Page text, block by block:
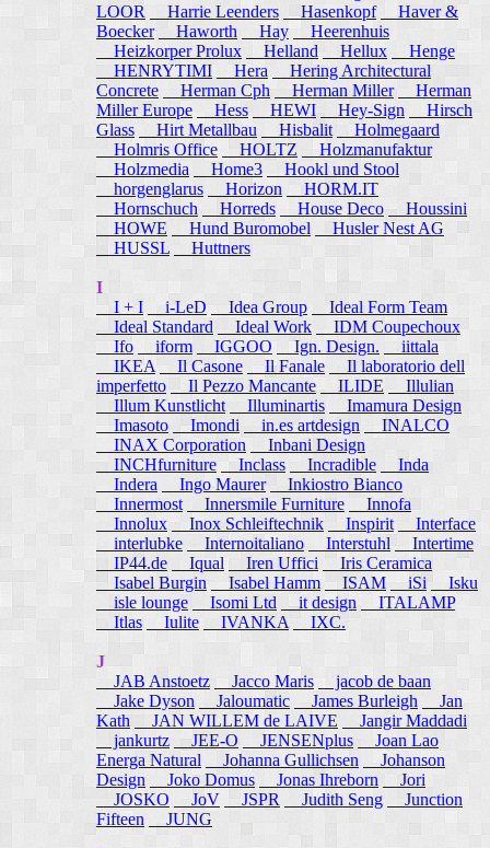
LOOR
Harrie Leenders Hasenkopf
Haver &
Boecker
Haworth Hay
Heerenhuis
Heizkorper Prolux
Helland Hellux
Henge
HENRYTIMI
Hera
Hering Architectural
Concrete
Herman Cph Herman Miller
Herman
Miller Europe
Hess HEWI Hey-Sign
Hirsch
Glass
Hirt Metallbau Hisbalit
Holmegaard
Holmris Office
HOLTZ
Holzmanufaktur
Holzmedia
Home3
Hookl und Stool
horgenglarus
Horizon
HORM.IT
Hornschuch
Horreds House Deco
Houssini
HOWE
Hund Buromobel
Husler Nest AG
HUSSL
Huttners
I
I + I
i-LeD Idea Group
Ideal Form Team
Ideal Standard
Ideal Work
IDM Coupechoux
Ifo
iform IGGOO Ign. Design.
iittala
IKEA
Il Casone Il Fanale
Il laboratorio dell
imperfetto
Il Pezzo Mancante ILIDE
Illulian
Illum Kunstlicht
Illuminartis
Imamura Design
Imasoto
Imondi in.es artdesign
INALCO
INAX Corporation
Inbani Design
INCHfurniture
Inclass Incradible
Inda
Indera
Ingo Maurer
Inkiostro Bianco
Innermost
Innersmile Furniture
Innofa
Innolux
Inox Schleiftechnik Inspirit
Interface
interlubke
Internoitaliano Interstuhl
Intertime
IP44.de
Iqual Iren Uffici
Iris Ceramica
Isabel Burgin
Isabel Hamm ISAM iSi Isku
isle lounge
Isomi Ltd it design
ITALAMP
Itlas
Iulite IVANKA IXC.
J
JAB Anstoetz
Jacco Maris
jacob de baan
Jake Dyson
Jaloumatic James Burleigh
Jan
Kath
JAN WILLEM de LAIVE
Jangir Maddadi
jankurtz JEE-O JENSENplus
Joan Lao
Energa Natural
Johanna Gullichsen
Johanson
Design
Joko Domus Jonas Ihreborn
Jori
JOSKO
JoV JSPR Judith Seng
Junction
Fifteen
JUNG